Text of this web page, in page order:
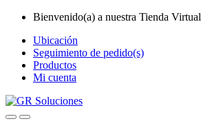
Skip
navigation
Skip
content
Bienvenido(a) a nuestra Tienda Virtual
Ubicación
Seguimiento de pedido(s)
Productos
Mi cuenta